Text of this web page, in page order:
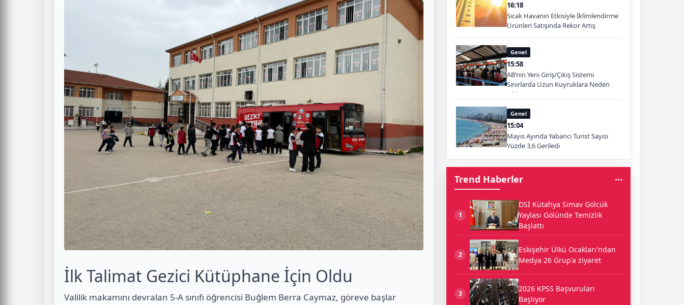
İlk Talimat Gezici Kütüphane İçin Oldu
Valilik makamını devralan 5-A sınıfı öğrencisi Buğlem Berra Caymaz, göreve başlar
16:18
Sıcak Havanın Etkisiyle İklimlendirme
Ürünleri Satışında Rekor Artış
Genel
15:58
AB’nin Yeni Giriş/Çıkış Sistemi
Sınırlarda Uzun Kuyruklara Neden
Oldu
Genel
15:04
Mayıs Ayında Yabancı Turist Sayısı
Yüzde 3,6 Geriledi
Trend Haberler
1
DSİ Kütahya Simav Gölcük
Yaylası Gölünde Temizlik
Başlattı
2
Eskişehir Ülkü Ocakları'ndan
Medya 26 Grup'a ziyaret
3
2026 KPSS Başvuruları
Başlıyor